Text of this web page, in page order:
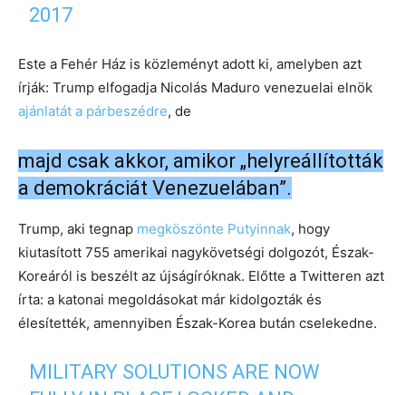
2017
Este a Fehér Ház is közleményt adott ki, amelyben azt
írják: Trump elfogadja Nicolás Maduro venezuelai elnök
ajánlatát a párbeszédre, de
majd csak akkor, amikor „helyreállították
a demokráciát Venezuelában”.
Trump, aki tegnap megköszönte Putyinnak, hogy
kiutasított 755 amerikai nagykövetségi dolgozót, Észak-
Koreáról is beszélt az újságíróknak. Előtte a Twitteren azt
írta: a katonai megoldásokat már kidolgozták és
élesítették, amennyiben Észak-Korea bután cselekedne.
MILITARY SOLUTIONS ARE NOW